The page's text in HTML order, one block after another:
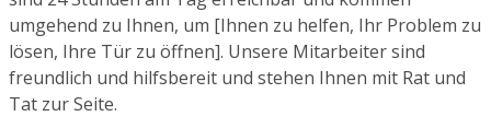
umgehend zu Ihnen, um [Ihnen zu helfen, Ihr Problem zu
lösen, Ihre Tür zu öffnen]. Unsere Mitarbeiter sind
freundlich und hilfsbereit und stehen Ihnen mit Rat und
Tat zur Seite.